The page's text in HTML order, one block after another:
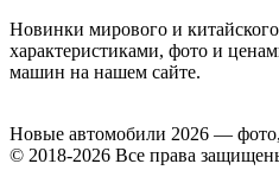
Новинки мирового и
характеристиками, фото и
машин на нашем сайте.
Новые автомобили 2026 —
© 2018-2026 Все права